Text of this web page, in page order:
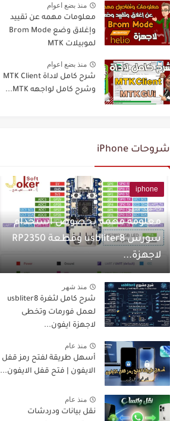
منذ بضع اعوام
معلومات مهمه عن تقييد
وإغلاق وضع Brom Mode
لموبيلات MTK
منذ بضع اعوام
شرح كامل لاداة MTK Client
وشرح كامل لواجهه MTK...
شروحات iPhone
iphone
منذ شهر
معلومة مهمة بخصوص استخدام
سورس usbliter8 وقطعة RP2350
لاجهزة...
منذ شهر
شرح كامل لثغرة usbliter8
لعمل فورمات وتخطى
لاجهزة ايفون...
منذ عام
أسهل طريقة لفتح رمز قفل
الايفون | فتح قفل الايفون...
منذ عام
نقل بيانات ودردشات